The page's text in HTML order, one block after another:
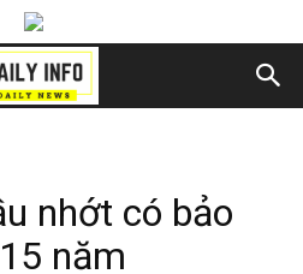
nhớt có bảo
năm